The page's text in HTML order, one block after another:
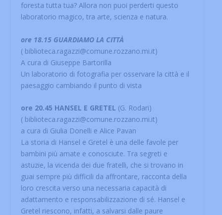
foresta tutta tua? Allora non puoi perderti questo
laboratorio magico, tra arte, scienza e natura.
ore 18.15 GUARDIAMO LA CITTÀ
( biblioteca.ragazzi@comune.rozzano.mi.it)
A cura di Giuseppe Bartorilla
Un laboratorio di fotografia per osservare la città e il
paesaggio cambiando il punto di vista
ore 20.45 HANSEL E GRETEL (G. Rodari)
( biblioteca.ragazzi@comune.rozzano.mi.it)
a cura di Giulia Donelli e Alice Pavan
La storia di Hansel e Gretel è una delle favole per
bambini più amate e conosciute. Tra segreti e
astuzie, la vicenda dei due fratelli, che si trovano in
guai sempre più difficili da affrontare, racconta della
loro crescita verso una necessaria capacità di
adattamento e responsabilizzazione di sé. Hansel e
Gretel riescono, infatti, a salvarsi dalle paure